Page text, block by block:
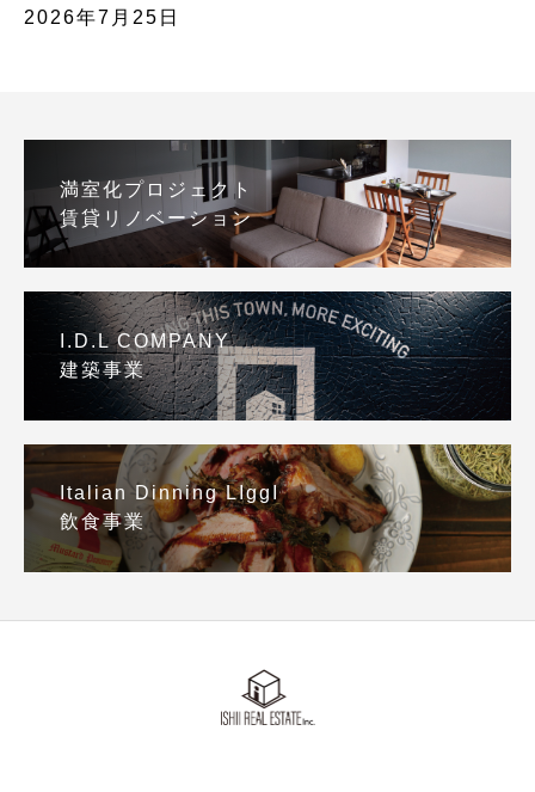
2026年7月25日
満室化プロジェクト
賃貸リノベーション
I.D.L COMPANY
建築事業
Italian Dinning LIggI
飲食事業